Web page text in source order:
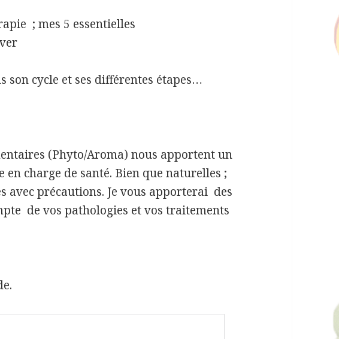
; mes 5 essentielles
son cycle et ses différentes étapes…
(Phyto/Aroma) nous apportent un
charge de santé. Bien que naturelles ;
avec précautions. Je vous apporterai des
de vos pathologies et vos traitements